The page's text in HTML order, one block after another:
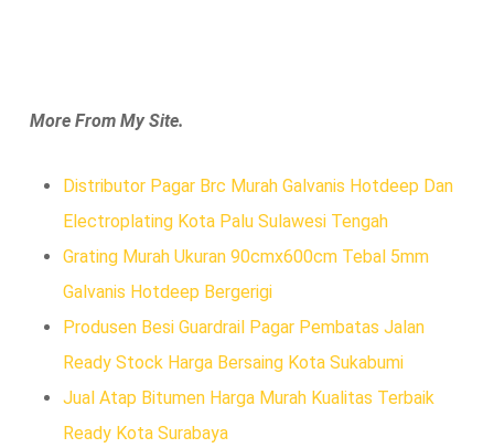
More From My Site.
Distributor Pagar Brc Murah Galvanis Hotdeep Dan
Electroplating Kota Palu Sulawesi Tengah
Grating Murah Ukuran 90cmx600cm Tebal 5mm
Galvanis Hotdeep Bergerigi
Produsen Besi Guardrail Pagar Pembatas Jalan
Ready Stock Harga Bersaing Kota Sukabumi
Jual Atap Bitumen Harga Murah Kualitas Terbaik
Ready Kota Surabaya